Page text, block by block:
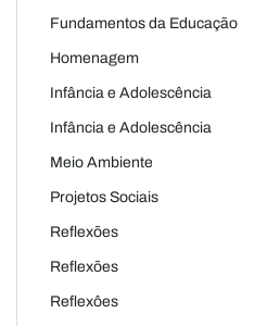
Fundamentos da Educação
Homenagem
Infância e Adolescência
Infância e Adolescência
Meio Ambiente
Projetos Sociais
Reflexões
Reflexões
Reflexôes